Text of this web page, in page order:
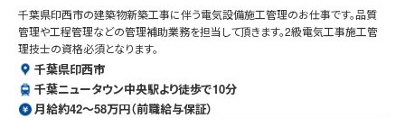
千葉県印西市の建築物新築工事に伴う電気設備施工管理のお仕事です。品質
管理や工程管理などの管理補助業務を担当して頂きます。2級電気工事施工管
理技士の資格必須となります。
千葉県印西市
千葉ニュータウン中央駅より徒歩で10分
月給約42〜58万円（前職給与保証）